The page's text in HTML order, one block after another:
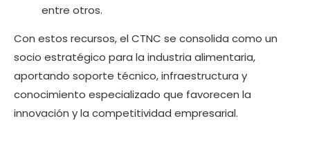
entre otros.
Con estos recursos, el CTNC se consolida como un
socio estratégico para la industria alimentaria,
aportando soporte técnico, infraestructura y
conocimiento especializado que favorecen la
innovación y la competitividad empresarial.